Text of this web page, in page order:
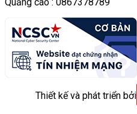
Thiết kế và phát triển bởi